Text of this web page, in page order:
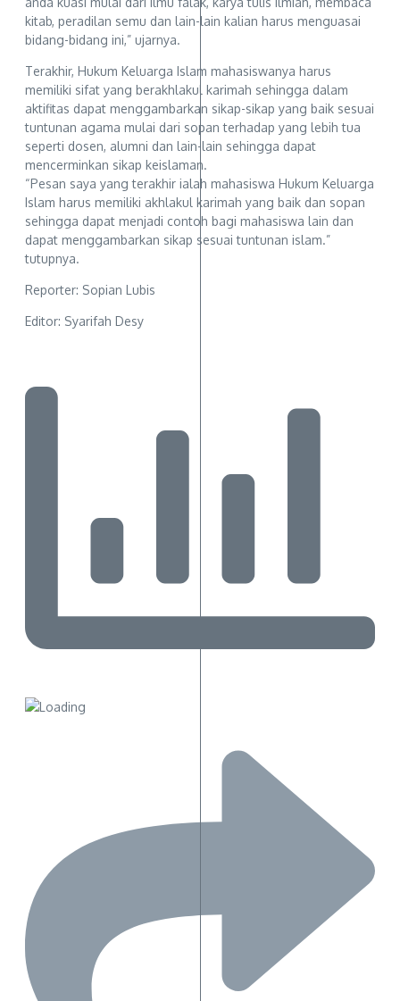
kitab, peradilan semu dan lain-lain kalian harus menguasai
bidang-bidang ini,” ujarnya.
Terakhir, Hukum Keluarga Islam mahasiswanya harus
memiliki sifat yang berakhlakul karimah sehingga dalam
aktifitas dapat menggambarkan sikap-sikap yang baik sesuai
tuntunan agama mulai dari sopan terhadap yang lebih tua
seperti dosen, alumni dan lain-lain sehingga dapat
mencerminkan sikap keislaman.
“Pesan saya yang terakhir ialah mahasiswa Hukum Keluarga
Islam harus memiliki akhlakul karimah yang baik dan sopan
sehingga dapat menjadi contoh bagi mahasiswa lain dan
dapat menggambarkan sikap sesuai tuntunan islam.”
tutupnya.
Reporter: Sopian Lubis
Editor: Syarifah Desy